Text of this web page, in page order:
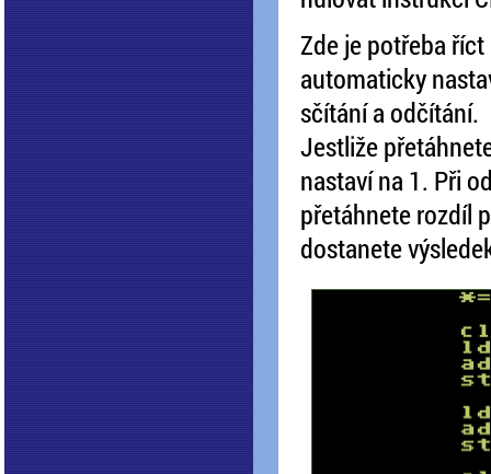
Zde je potřeba říct
automaticky
sčítání a odčítání.
Jestliže
nastaví na 1. Při
přetáhnete rozdíl
dostanete